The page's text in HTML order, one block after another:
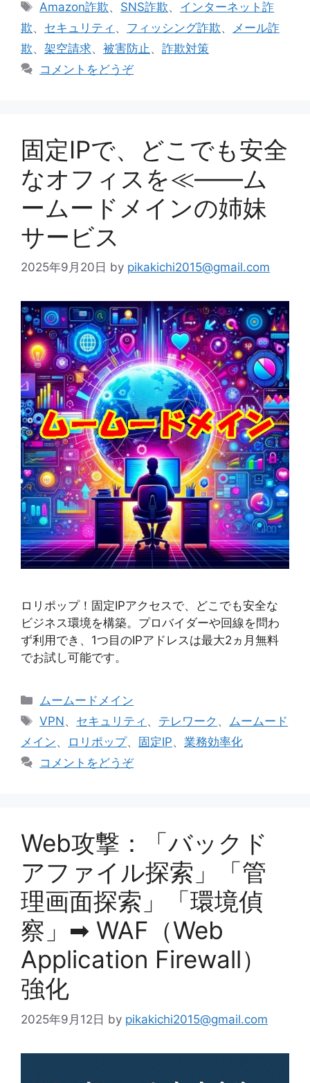
リ
ー
タ
グ
Amazon詐欺、 SNS詐欺、 インターネット詐
欺、 セキュリティ 、 フィッシング詐欺、
メール詐
欺、 架空請求、 被害防止 、 詐欺対策
コメントをどうぞ
固定IPで、どこでも安全
なオフィスを≪——ム
ームードメインの姉妹
サービス
2025年9月20日 by pikakichi2015@gmail.com
ロリポップ！固定IPアクセスで、どこでも安全な
ビジネス環境を構築。プロバイダーや回線を問わ
ず利用でき、1つ目のIPアドレスは最大2ヵ月無料
でお試し可能です。
カ
テ
リ
ー
ムームードメイン
タ
グ
VPN、 セキュリティ 、 テレワーク 、 ムームード
メイン、 ロリポップ、 固定IP、 業務効率化
コメントをどうぞ
Web攻撃：「バックド
アファイル探索」「管
理画面探索」「環境偵
察」➡ WAF（Web
Application Firewall）
強化
2025年9月12日 by pikakichi2015@gmail.com